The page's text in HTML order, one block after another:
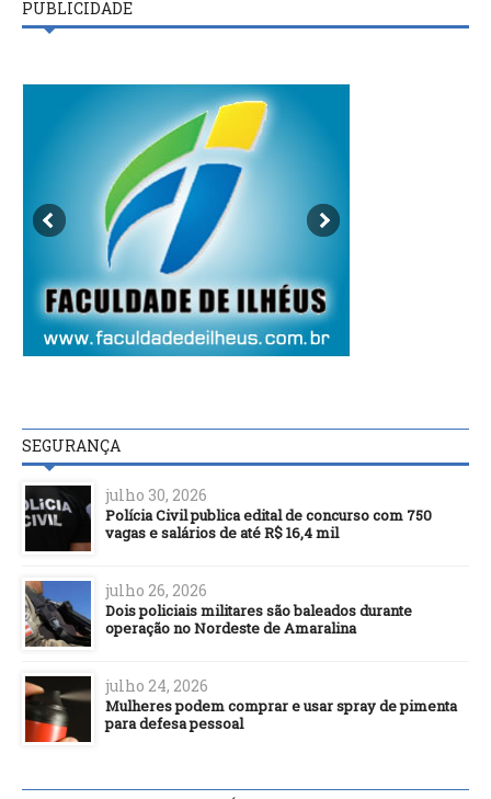
PUBLICIDADE
SEGURANÇA
julho 30, 2026
Polícia Civil publica edital de concurso com 750
vagas e salários de até R$ 16,4 mil
julho 26, 2026
Dois policiais militares são baleados durante
operação no Nordeste de Amaralina
julho 24, 2026
Mulheres podem comprar e usar spray de pimenta
para defesa pessoal